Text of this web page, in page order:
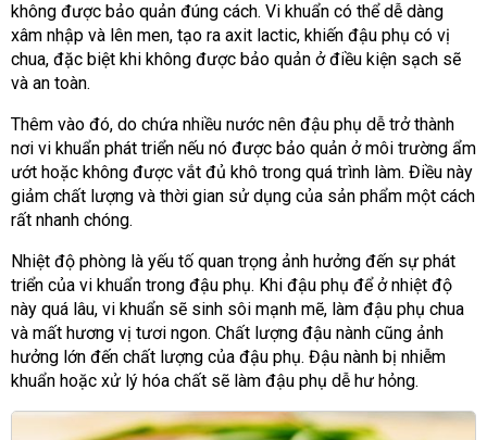
không được bảo quản đúng cách. Vi khuẩn có thể dễ dàng
xâm nhập và lên men, tạo ra axit lactic, khiến đậu phụ có vị
chua, đặc biệt khi không được bảo quản ở điều kiện sạch sẽ
và an toàn.
Thêm vào đó, do chứa nhiều nước nên đậu phụ dễ trở thành
nơi vi khuẩn phát triển nếu nó được bảo quản ở môi trường ẩm
ướt hoặc không được vắt đủ khô trong quá trình làm. Điều này
giảm chất lượng và thời gian sử dụng của sản phẩm một cách
rất nhanh chóng.
Nhiệt độ phòng là yếu tố quan trọng ảnh hưởng đến sự phát
triển của vi khuẩn trong đậu phụ. Khi đậu phụ để ở nhiệt độ
này quá lâu, vi khuẩn sẽ sinh sôi mạnh mẽ, làm đậu phụ chua
và mất hương vị tươi ngon. Chất lượng đậu nành cũng ảnh
hưởng lớn đến chất lượng của đậu phụ. Đậu nành bị nhiễm
khuẩn hoặc xử lý hóa chất sẽ làm đậu phụ dễ hư hỏng.